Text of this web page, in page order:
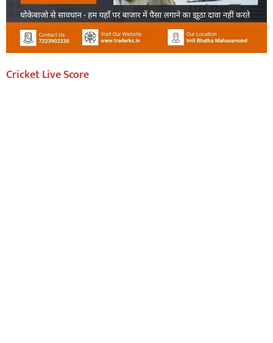
Cricket Live Score